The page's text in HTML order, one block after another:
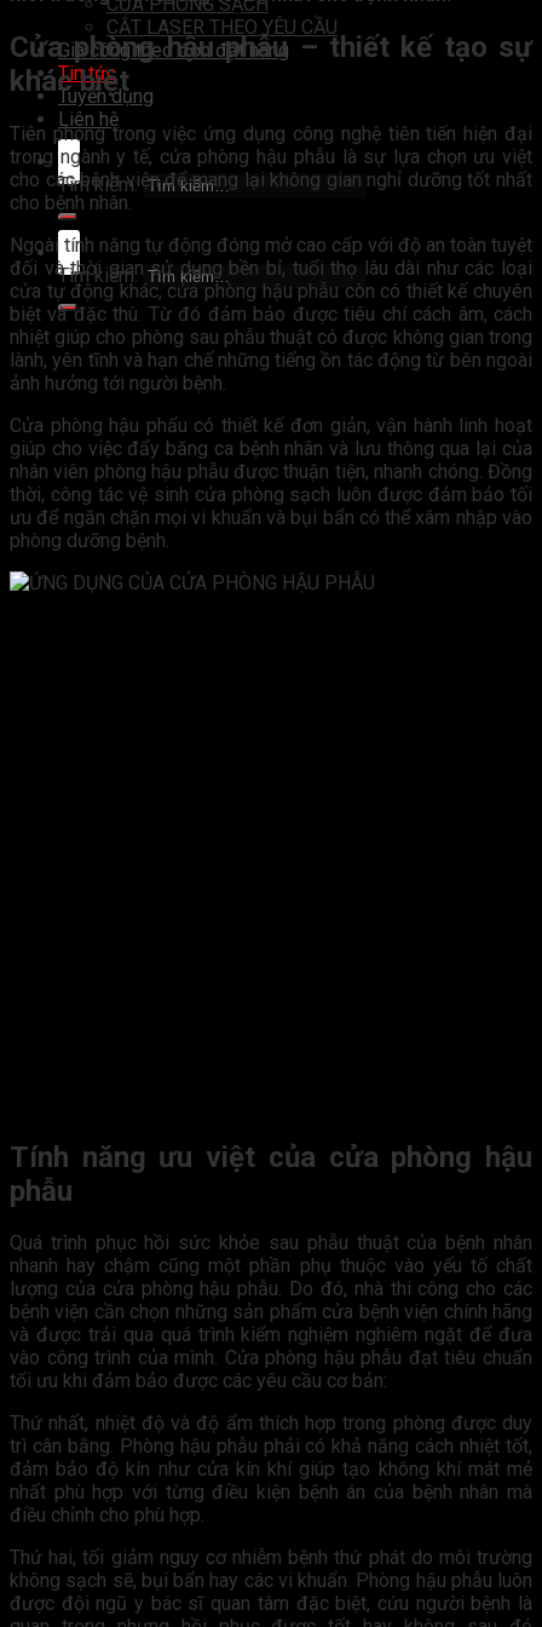
CẮT LASER THEO YÊU CẦU
Gia công theo đơn đặt hàng
Tin tức
Tuyển dụng
Liên hệ
Tìm kiếm:
Tìm kiếm:
Cửa phòng hậu phẫu – thiết kế tạo sự
khác biệt
Tiên phong trong việc ứng dụng công nghệ tiên tiến hiện đại
trong ngành y tế, cửa phòng hậu phẫu là sự lựa chọn ưu việt
cho các bệnh viện để mang lại không gian nghỉ dưỡng tốt nhất
cho bệnh nhân.
Ngoài tính năng tự động đóng mở cao cấp với độ an toàn tuyệt
đối và thời gian sử dụng bền bỉ, tuổi thọ lâu dài như các loại
cửa tự động khác, cửa phòng hậu phẫu còn có thiết kế chuyên
biệt và đặc thù. Từ đó đảm bảo được tiêu chí cách âm, cách
nhiệt giúp cho phòng sau phẫu thuật có được không gian trong
lành, yên tĩnh và hạn chế những tiếng ồn tác động từ bên ngoài
ảnh hưởng tới người bệnh.
Cửa phòng hậu phẩu có thiết kế đơn giản, vận hành linh hoạt
giúp cho việc đẩy băng ca bệnh nhân và lưu thông qua lại của
nhân viên phòng hậu phẫu được thuận tiện, nhanh chóng. Đồng
thời, công tác vệ sinh cửa phòng sạch luôn được đảm bảo tối
ưu để ngăn chặn mọi vi khuẩn và bụi bẩn có thể xâm nhập vào
phòng dưỡng bệnh.
Tính năng ưu việt của cửa phòng hậu
phẫu
Quá trình phục hồi sức khỏe sau phẫu thuật của bệnh nhân
nhanh hay chậm cũng một phần phụ thuộc vào yếu tố chất
lượng của cửa phòng hậu phẫu. Do đó, nhà thi công cho các
bệnh viện cần chọn những sản phẩm cửa bệnh viện chính hãng
và được trải qua quá trình kiểm nghiệm nghiêm ngặt để đưa
vào công trình của mình. Cửa phòng hậu phẫu đạt tiêu chuẩn
tối ưu khi đảm bảo được các yêu cầu cơ bản:
Thứ nhất, nhiệt độ và độ ẩm thích hợp trong phòng được duy
trì cân bằng. Phòng hậu phẫu phải có khả năng cách nhiệt tốt,
đảm bảo độ kín như cửa kín khí giúp tạo không khí mát mẻ
nhất phù hợp với từng điều kiện bệnh án của bệnh nhân mà
điều chỉnh cho phù hợp.
Thứ hai, tối giảm nguy cơ nhiễm bệnh thứ phát do môi trường
không sạch sẽ, bụi bẩn hay các vi khuẩn. Phòng hậu phẫu luôn
được đội ngũ y bác sĩ quan tâm đặc biệt, cứu người bệnh là